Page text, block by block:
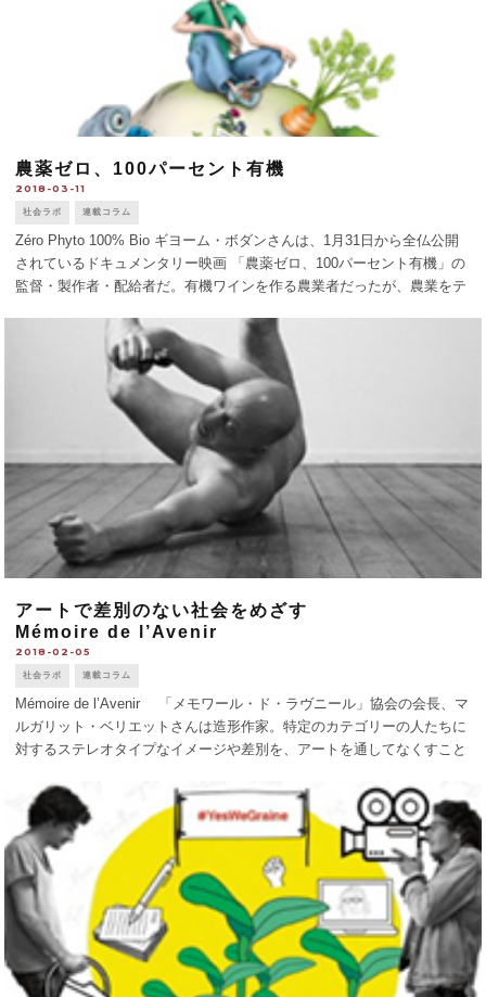
農薬ゼロ、100パーセント有機
2018-03-11
社会ラボ 連載コラム
Zéro Phyto 100% Bio ギヨーム・ボダンさんは、1月31日から全仏公開
されているドキュメンタリー映画 「農薬ゼロ、100パーセント有機」の
監督・製作者・配給者だ。有機ワインを作る農業者だったが、農業をテ
アートで差別のない社会をめざす
Mémoire de l’Avenir
2018-02-05
社会ラボ 連載コラム
Mémoire de l’Avenir 「メモワール・ド・ラヴニール」協会の会長、マ
ルガリット・ベリエットさんは造形作家。特定のカテゴリーの人たちに
対するステレオタイプなイメージや差別を、アートを通してなくすこと
マ [...]